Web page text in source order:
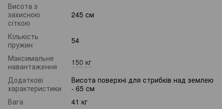
Висота з
захисною
сіткою
245 см
Кількість
пружин
54
Максимальне
навантаження
150 кг
Додаткові
характеристики
Висота поверхні для стрибків над землею
- 65 см
Вага
41 кг